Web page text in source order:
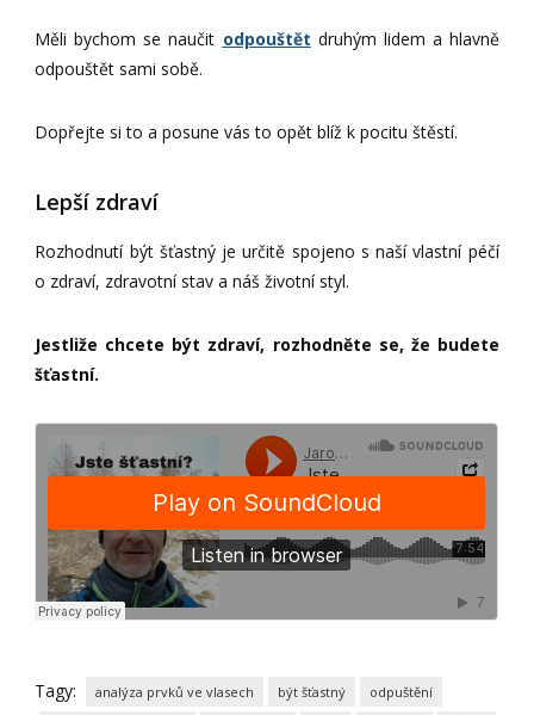
Měli bychom se naučit odpouštět druhým lidem a hlavně
odpouštět sami sobě.
Dopřejte si to a posune vás to opět blíž k pocitu štěstí.
Lepší zdraví
Rozhodnutí být šťastný je určitě spojeno s naší vlastní péčí
o zdraví, zdravotní stav a náš životní styl.
Jestliže chcete být zdraví, rozhodněte se, že budete
šťastní.
Tagy: analýza prvků ve vlasech být šťastný
odpuštění